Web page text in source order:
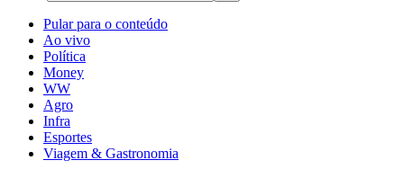
Pular para o conteúdo
Ao vivo
Política
Money
WW
Agro
Infra
Esportes
Viagem & Gastronomia